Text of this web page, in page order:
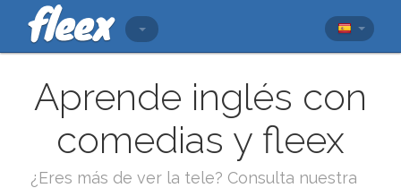
Aprende inglés con
comedias y fleex
¿Eres más de ver la tele? Consulta nuestra